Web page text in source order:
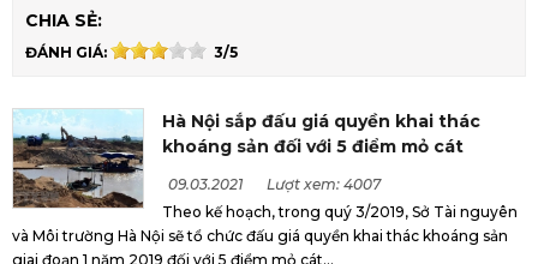
CHIA SẺ:
ĐÁNH GIÁ: 3/5
Hà Nội sắp đấu giá quyền khai thác
khoáng sản đối với 5 điểm mỏ cát
09.03.2021
Lượt xem: 4007
Theo kế hoạch, trong quý 3/2019, Sở Tài nguyên
và Môi trường Hà Nội sẽ tổ chức đấu giá quyền khai thác khoáng sản
giai đoạn 1 năm 2019 đối với 5 điểm mỏ cát...